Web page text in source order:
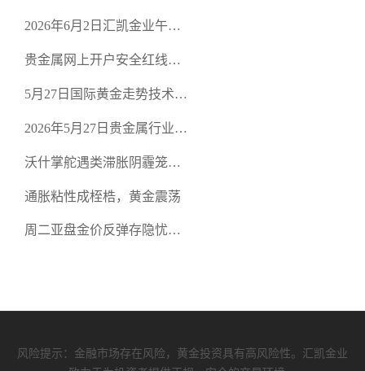
2026年6月2日汇凯金业午盘
空头清算算法如何布防？
贵金属网上开户安全红线：
恶意洗盘陷阱
5月27日国际黄金走势技术盘
规黄金平台全方位行情解析
2026年5月27日贵金属行业新
正规贵金属开户平台迎开户
热潮
沃什掌舵遇类滞胀阴霾笼
通胀粘性成桎梏，黄金震荡
周二亚盘金价反弹存隐忧，
风险提示：金融市场存在风险，黄金投资具有高风险性。汇凯金业